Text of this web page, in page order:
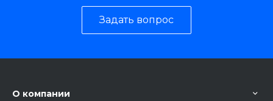
Задать вопрос
О компании